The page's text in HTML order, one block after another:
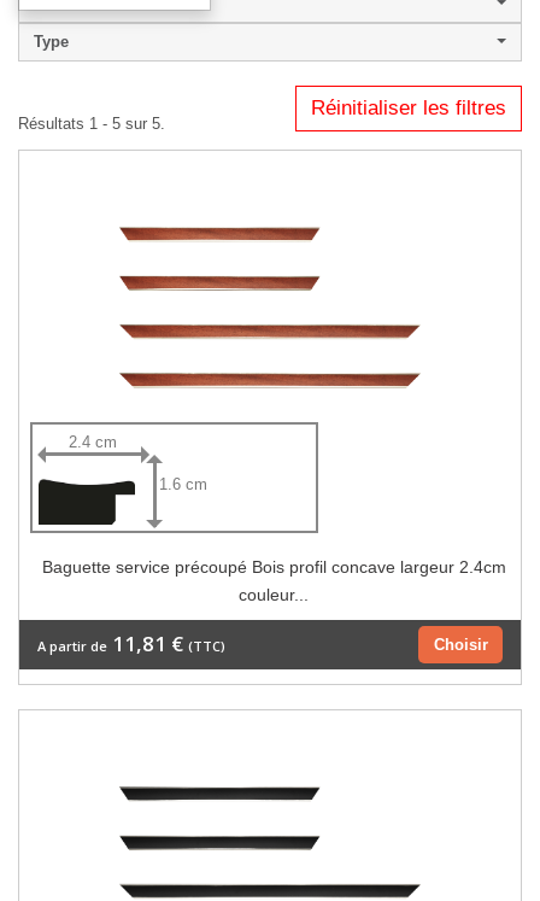
Type
Réinitialiser les filtres
Résultats 1 - 5 sur 5.
2.4 cm
1.6 cm
Baguette service précoupé Bois profil concave largeur 2.4cm
couleur...
Choisir
A partir de 11,81 € (TTC)